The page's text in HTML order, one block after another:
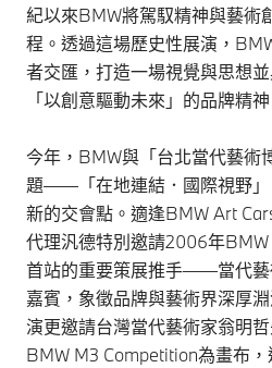
紀以來BMW將駕馭精神與藝術
程。透過這場歷史性展演，
者交匯，打造一場視覺與思想
「以創意驅動未來」的品牌精神
今年，BMW與「台北當代藝術
題——「在地連結．國際視野」
新的交會點。適逢BMW Art
代理汎德特別邀請2006年
首站的重要策展推手——當代藝
嘉賓，象徵品牌與藝術界深厚
演更邀請台灣當代藝術家翁明
BMW M3 Competition為畫布